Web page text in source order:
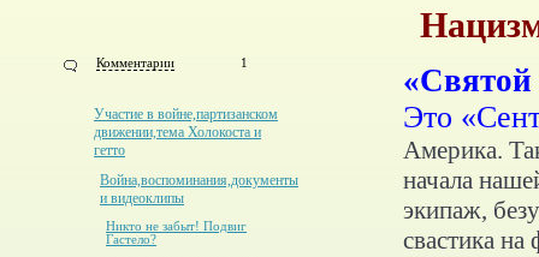
Комментарии 1
Участие в войне,партизанском
движении,тема Холокоста и
гетто
Война,воспоминания,документы
и видеоклипы
Никто не забыт! Подвиг
Гастело?
«Святой
Это
Америка.
начала
экипаж,
свастика на